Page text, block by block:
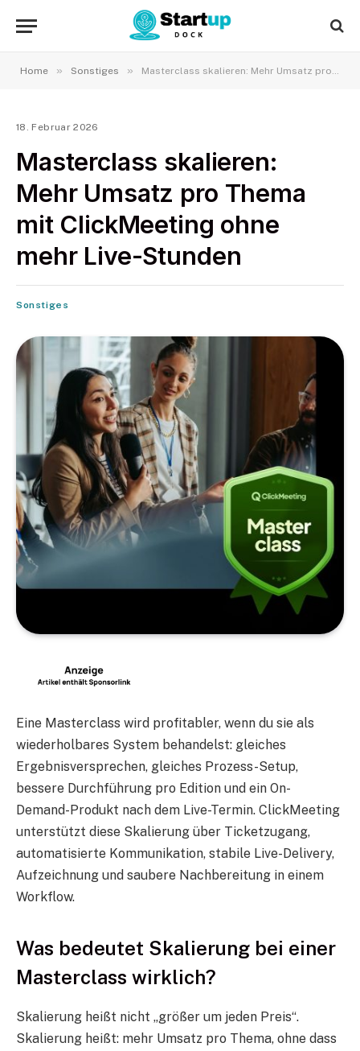
Home » Sonstiges » Masterclass skalieren: Mehr Umsatz pro Thema mit ClickMeeting ohne mehr Live-Stunden
18. Februar 2026
Masterclass skalieren:
Mehr Umsatz pro Thema
mit ClickMeeting ohne
mehr Live-Stunden
Sonstiges
Eine Masterclass wird profitabler, wenn du sie als
wiederholbares System behandelst: gleiches
Ergebnisversprechen, gleiches Prozess-Setup,
bessere Durchführung pro Edition und ein On-
Demand-Produkt nach dem Live-Termin. ClickMeeting
unterstützt diese Skalierung über Ticketzugang,
automatisierte Kommunikation, stabile Live-Delivery,
Aufzeichnung und saubere Nachbereitung in einem
Workflow.
Was bedeutet Skalierung bei einer
Masterclass wirklich?
Skalierung heißt nicht „größer um jeden Preis“.
Skalierung heißt: mehr Umsatz pro Thema, ohne dass